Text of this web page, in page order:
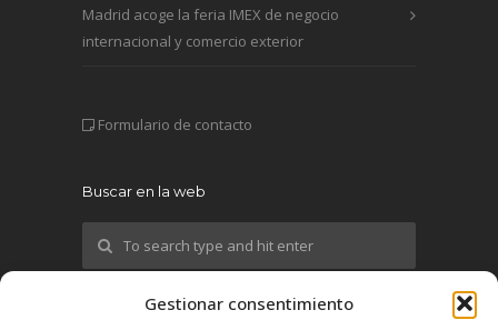
Gestionar consentimiento
Madrid acoge la feria IMEX de negocio
internacional y comercio exterior
Formulario de contacto
Buscar en la web